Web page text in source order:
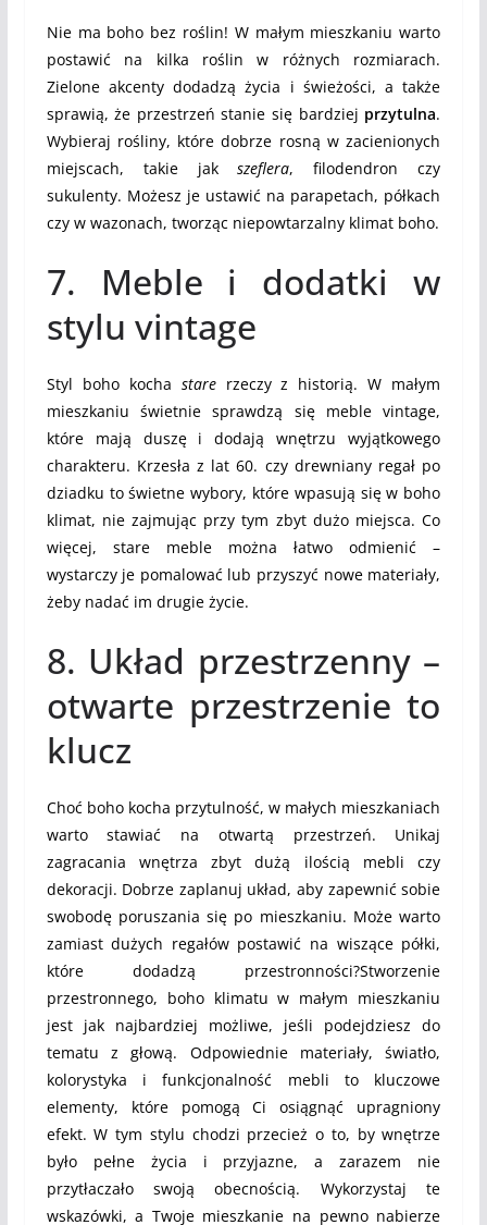
Nie ma boho bez roślin! W małym mieszkaniu warto
postawić na kilka roślin w różnych rozmiarach.
Zielone akcenty dodadzą życia i świeżości, a także
sprawią, że przestrzeń stanie się bardziej przytulna.
Wybieraj rośliny, które dobrze rosną w zacienionych
miejscach, takie jakszeflera, filodendron czy
sukulenty. Możesz je ustawić na parapetach, półkach
czy w wazonach, tworząc niepowtarzalny klimat boho.
7. Meble i dodatki w
stylu vintage
Styl boho kocha starerzeczy z historią. W małym
mieszkaniu świetnie sprawdzą się meble vintage,
które mają duszę i dodają wnętrzu wyjątkowego
charakteru. Krzesła z lat 60. czy drewniany regał po
dziadku to świetne wybory, które wpasują się w boho
klimat, nie zajmując przy tym zbyt dużo miejsca. Co
więcej, stare meble można łatwo odmienić –
wystarczy je pomalować lub przyszyć nowe materiały,
żeby nadać im drugie życie.
8. Układ przestrzenny –
otwarte przestrzenie to
klucz
Choć boho kocha przytulność, w małych mieszkaniach
warto stawiać na otwartą przestrzeń. Unikaj
zagracania wnętrza zbyt dużą ilością mebli czy
dekoracji. Dobrze zaplanuj układ, aby zapewnić sobie
swobodę poruszania się po mieszkaniu. Może warto
zamiast dużych regałów postawić na wiszące półki,
które dodadzą przestronności?Stworzenie
przestronnego, boho klimatu w małym mieszkaniu
jest jak najbardziej możliwe, jeśli podejdziesz do
tematu z głową. Odpowiednie materiały, światło,
kolorystyka i funkcjonalność mebli to kluczowe
elementy, które pomogą Ci osiągnąć upragniony
efekt. W tym stylu chodzi przecież o to, by wnętrze
było pełne życia i przyjazne, a zarazem nie
przytłaczało swoją obecnością. Wykorzystaj te
wskazówki, a Twoje mieszkanie na pewno nabierze